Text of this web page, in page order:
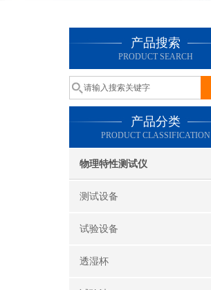
产品搜索
PRODUCT SEARCH
产品分类
PRODUCT CLASSIFICATION
物理特性测试仪
测试设备
试验设备
透湿杯